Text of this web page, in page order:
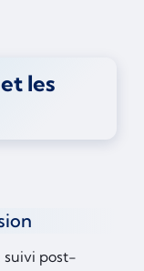
les
suivi post-